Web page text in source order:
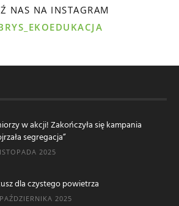
NAS NA INSTAGRAM
w akcji! Zakończyła się kampania
segregacja”
2025
dla czystego powietrza
2025